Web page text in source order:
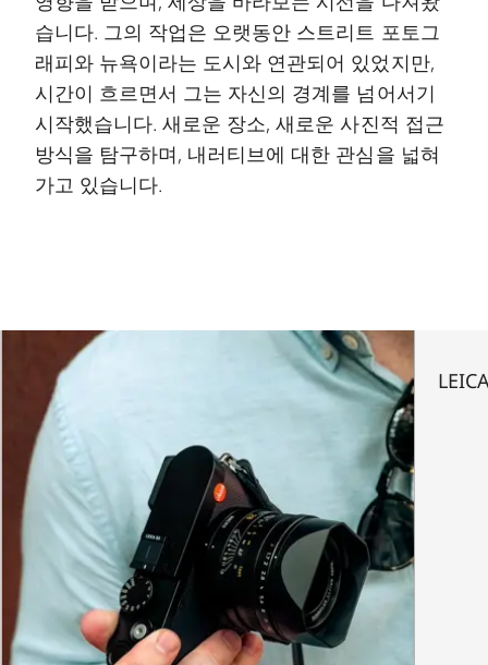
습니다. 그의 작업은 오랫동안 스트리트 포토그
래피와 뉴욕이라는 도시와 연관되어 있었지만,
시간이 흐르면서 그는 자신의 경계를 넘어서기
시작했습니다. 새로운 장소, 새로운 사진적 접근
방식을 탐구하며, 내러티브에 대한 관심을 넓혀
가고 있습니다.